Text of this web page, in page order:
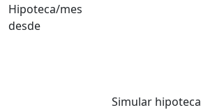
Hipoteca/mes
desde
Simular hipoteca